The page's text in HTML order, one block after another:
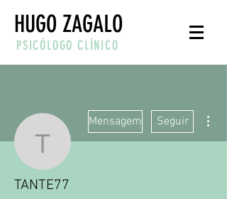
HUGO ZAGALO
PSICÓLOGO CLÍNICO
TANTE77
Mensagem Seguir
TANTE77